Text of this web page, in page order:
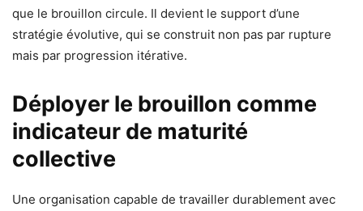
que le brouillon circule. Il devient le support d’une
stratégie évolutive, qui se construit non pas par rupture
mais par progression itérative.
Déployer le brouillon comme
indicateur de maturité
collective
Une organisation capable de travailler durablement avec